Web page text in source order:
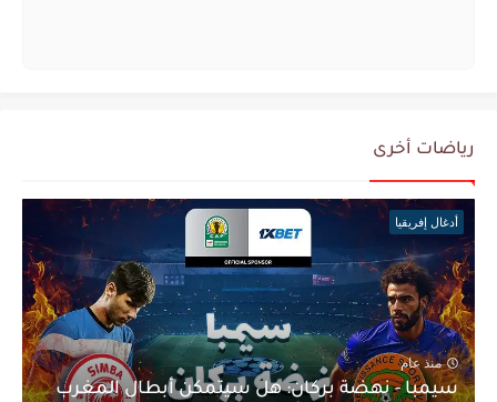
رياضات أخرى
أدغال إفريقيا
منذ عام
سيمبا - نهضة بركان: هل سيتمكن أبطال المغرب